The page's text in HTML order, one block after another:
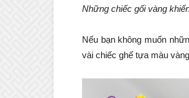
Những chiếc gối vàng
Nếu bạn không muốn
vài chiếc ghế tựa màu